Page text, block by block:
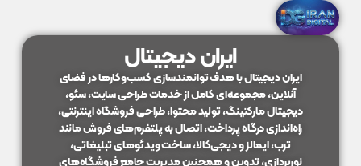
ایران دیجیتال
ایران دیجیتال با هدف توانمندسازی کسب‌وکارها در فضای
آنلاین، مجموعه‌ای کامل از خدمات طراحی سایت، سئو،
دیجیتال مارکتینگ، تولید محتوا، طراحی فروشگاه اینترنتی،
راه‌اندازی درگاه پرداخت، اتصال به پلتفرم‌های فروش مانند
ترب، ایمالز و دیجی‌کالا، ساخت ویدئوهای تبلیغاتی،
نورپردازی، تدوین و همچنین مدیریت جامع فروشگاه‌های